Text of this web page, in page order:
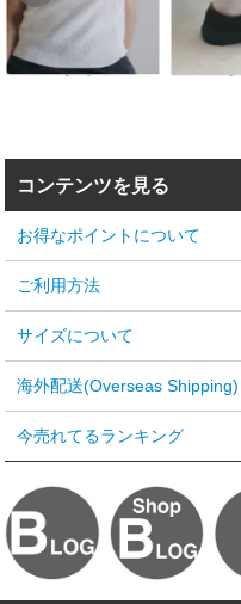
コンテンツを見る
お得なポイントについて
ご利用方法
サイズについて
海外配送(Overseas Shipping)
今売れてるランキング